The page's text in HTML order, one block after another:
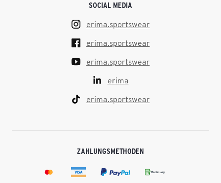
SOCIAL MEDIA
erima.sportswear
erima.sportswear
erima.sportswear
erima
erima.sportswear
ZAHLUNGSMETHODEN